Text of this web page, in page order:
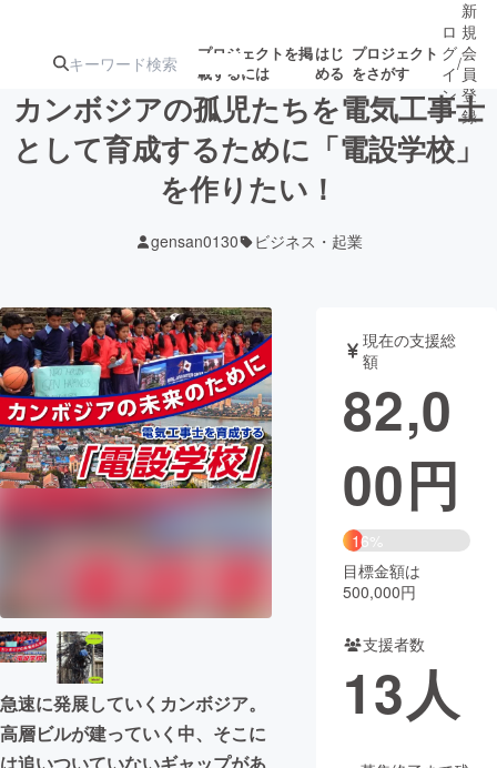
プロジェクトを掲
載するには
はじ
める
プロジェクト
をさがす
注目の新着プロ
ジェクト
募集終了が近いプ
テクノロジー・ガジェット
映像・映画 書籍・雑誌
ビジネス・起業 チャレンジ
まちづくり・地域活性化
CAMPFIRE for Social Good
CAMPFIRE Creation
CAMPFIREふるさと納税
コミュニティ
ロ
グ
イ
ン
/
新
規
会
員
登
録
カンボジアの孤児たちを電気工事士
として育成するために「電設学校」
を作りたい！
gensan0130 ビジネス・起業
急速に発展していくカンボジア。
高層ビルが建っていく中、そこに
現在の支援総
額
82,0
00円
16%
目標金額は
500,000円
支援者数
13人